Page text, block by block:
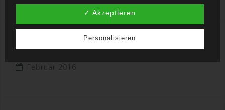
Februar 2016
f) Pseudonymisierung
Pseudonymisierung ist die Verarbeitung
personenbezogener Daten in einer Weise, auf
welche die personenbezogenen Daten ohne
Hinzuziehung zusätzlicher Informationen nicht
zugeordnet werden können, sofern diese
✓ Akzeptieren
Personalisieren